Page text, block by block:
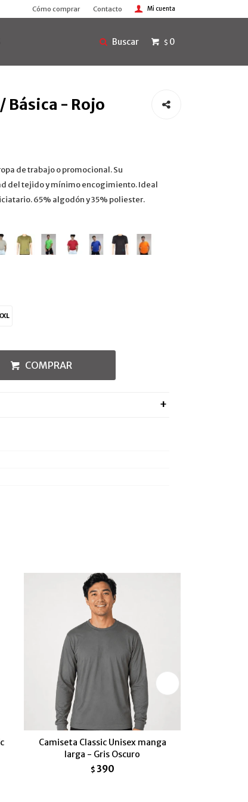
$ 0
Cómo comprar Contacto
Básica - Rojo
de trabajo o promocional. Su
del tejido y mínimo encogimiento. Ideal
65% algodón y 35% poliester.
COMPRAR
Camiseta Classic Unisex manga
larga - Gris Oscuro
$ 390